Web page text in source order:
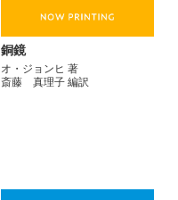
銅鏡
オ・ジョンヒ 著
斎藤 真理子 編訳